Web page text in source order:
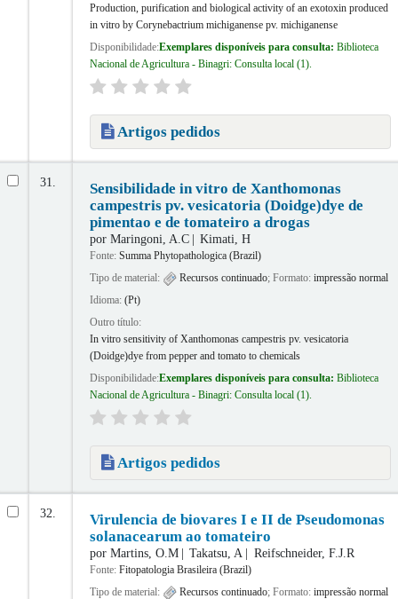
Production, purification and biological activity of an exotoxin produced
in vitro by Corynebactrium michiganense pv. michiganense
Disponibilidade:Exemplares disponíveis para consulta: Biblioteca
Nacional de Agricultura - Binagri: Consulta local (1).
Artigos pedidos
31.
Sensibilidade in vitro de Xanthomonas
campestris pv. vesicatoria (Doidge)dye de
pimentao e de tomateiro a drogas
por Maringoni, A.C Kimati, H
Fonte: Summa Phytopathologica (Brazil)
Tipo de material:
Recursos continuado; Formato: impressão normal
Idioma: (Pt)
Outro título:
In vitro sensitivity of Xanthomonas campestris pv. vesicatoria
(Doidge)dye from pepper and tomato to chemicals
Disponibilidade:Exemplares disponíveis para consulta: Biblioteca
Nacional de Agricultura - Binagri: Consulta local (1).
Artigos pedidos
32.
Virulencia de biovares I e II de Pseudomonas
solanacearum ao tomateiro
por Martins, O.M Takatsu, A Reifschneider, F.J.R
Fonte: Fitopatologia Brasileira (Brazil)
Tipo de material:
Recursos continuado; Formato: impressão normal